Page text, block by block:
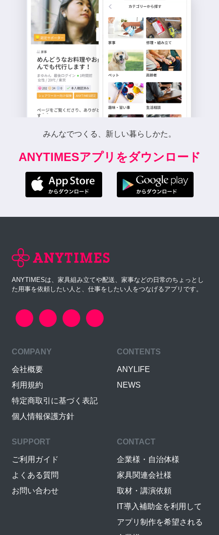
みんなでつくる、新しい暮らしかた。
ANYTIMESアプリをダウンロード
ANYTIMESは、家具組み立てや配送、家事などの日常のちょっとし
た用事を依頼したい人と、仕事をしたい人をつなげるアプリです。
COMPANY
会社概要
利用規約
特定商取引に基づく表記
個人情報保護方針
CONTENTS
ANYLIFE
NEWS
SUPPORT
ご利用ガイド
よくある質問
お問い合わせ
CONTACT
企業様・自治体様
家具関連会社様
取材・講演依頼
IT導入補助金を利用して
アプリ制作を希望される